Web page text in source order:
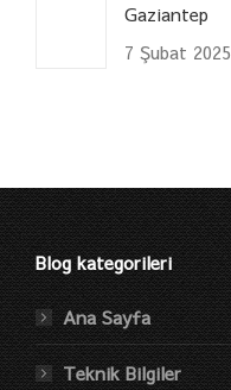
Gaziantep
7 Şubat 2025
Blog kategorileri
Ana Sayfa
Teknik Bilgiler